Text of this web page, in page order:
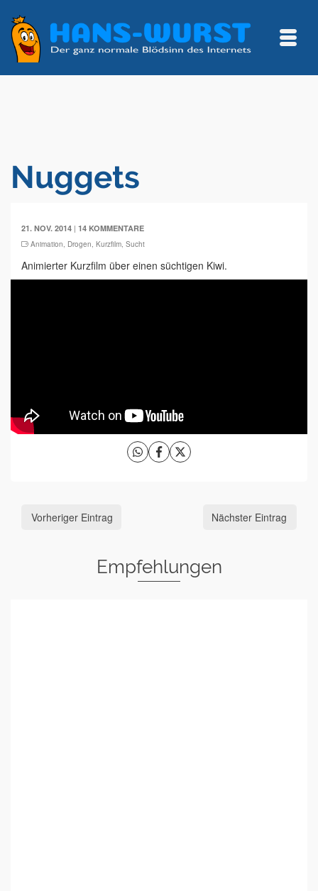
Nuggets
21. NOV. 2014 | 14 KOMMENTARE
Animation, Drogen, Kurzfilm, Sucht
Animierter Kurzfilm über einen süchtigen Kiwi.
Vorheriger Eintrag Nächster Eintrag
Empfehlungen